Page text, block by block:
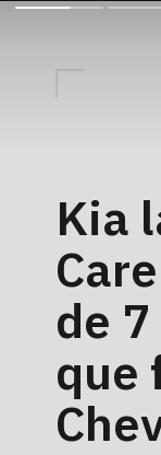
Kia
de
que